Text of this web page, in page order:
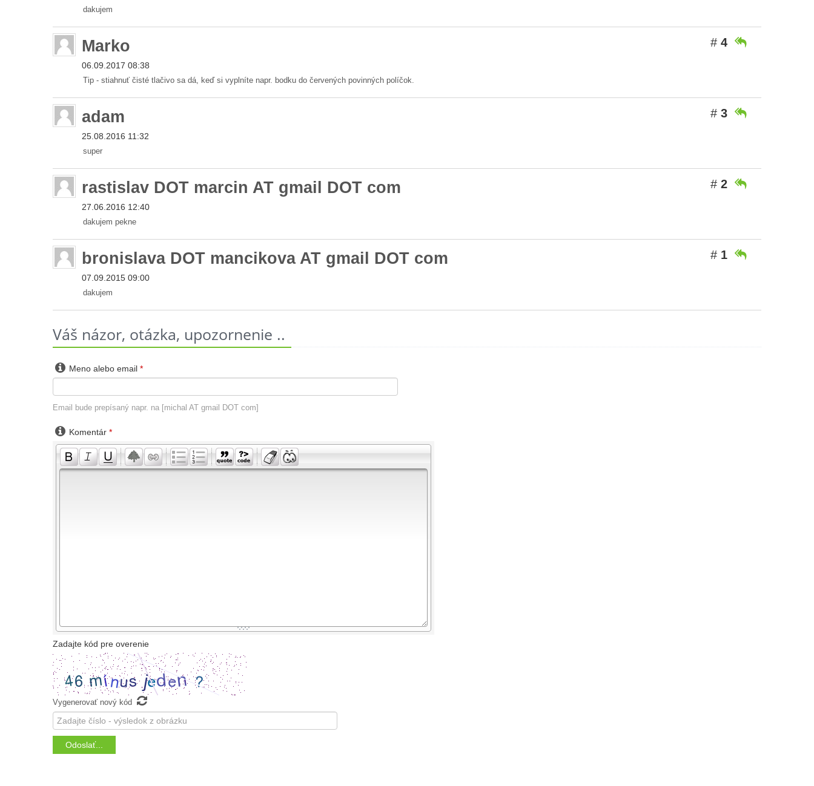
dakujem
Marko
06.09.2017 08:38
# 4 
Tip - stiahnuť čisté tlačivo sa dá, keď si vyplníte napr. bodku do červených povinných políčok.
adam
25.08.2016 11:32
# 3 
super
rastislav DOT marcin AT gmail DOT com
27.06.2016 12:40
# 2 
dakujem pekne
bronislava DOT mancikova AT gmail DOT com
07.09.2015 09:00
# 1 
dakujem
Váš názor, otázka, upozornenie ..
 Meno alebo email *
Email bude prepísaný napr. na [michal AT gmail DOT com]
 Komentár *
-
-
-
-
-
-
-
-
-
-
-
-
Zadajte kód pre overenie
Vygenerovať nový kód 